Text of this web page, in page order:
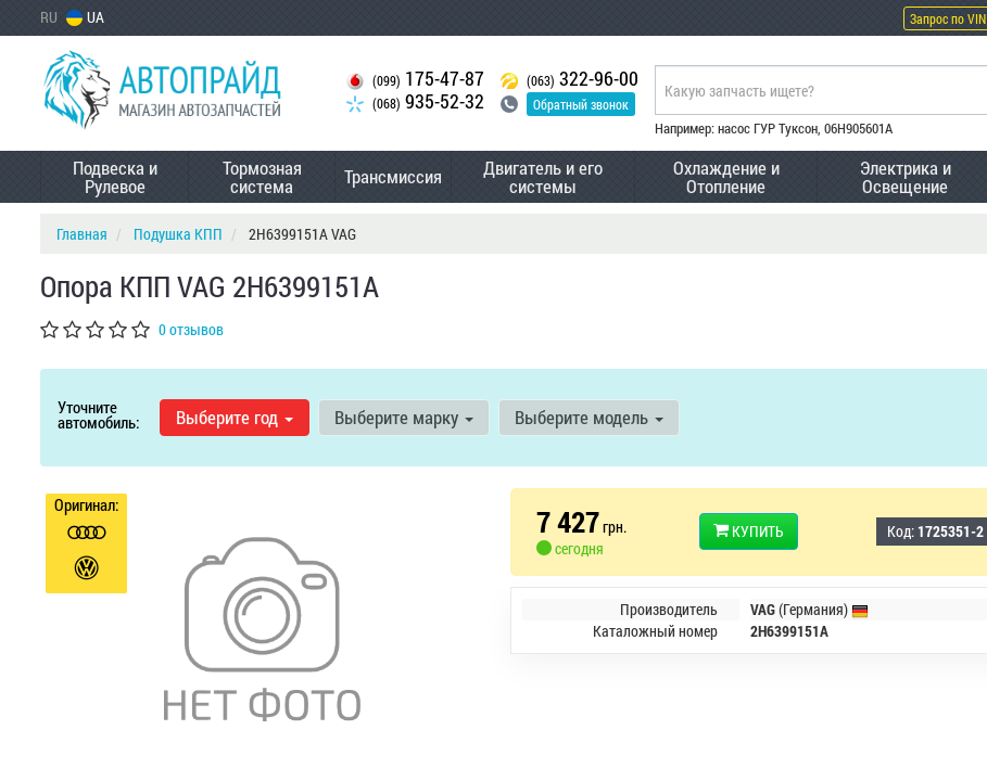
RU UA Запрос по VIN
(099) 175-47-87
(068) 935-52-32
(063) 322-96-00
Обратный звонок
Например: насос ГУР Туксон, 06H905601A
Подвеска и
Рулевое
Тормозная
система Трансмиссия Двигатель и его
системы
Охлаждение и
Отопление
Электрика и
Освещение
Главная Подушка КПП 2H6399151A VAG
Опора КПП VAG 2H6399151A
0 отзывов
Уточните
автомобиль: Выберите год Выберите марку Выберите модель
Оригинал: 7 427грн.
сегодня
КУПИТЬ Код: 1725351-2
Производитель VAG(Германия)
Каталожный номер
2H6399151A